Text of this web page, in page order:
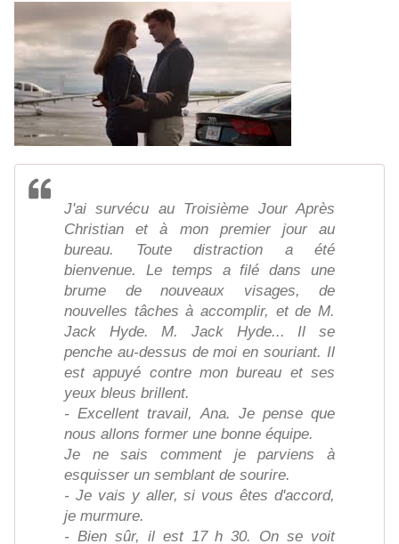
J'ai survécu au Troisième Jour Après
Christian et à mon premier jour au
bureau. Toute distraction a été
bienvenue. Le temps a filé dans une
brume de nouveaux visages, de
nouvelles tâches à accomplir, et de M.
Jack Hyde. M. Jack Hyde... Il se
penche au-dessus de moi en souriant. Il
est appuyé contre mon bureau et ses
yeux bleus brillent.
- Excellent travail, Ana. Je pense que
nous allons former une bonne équipe.
Je ne sais comment je parviens à
esquisser un semblant de sourire.
- Je vais y aller, si vous êtes d'accord,
je murmure.
- Bien sûr, il est 17 h 30. On se voit